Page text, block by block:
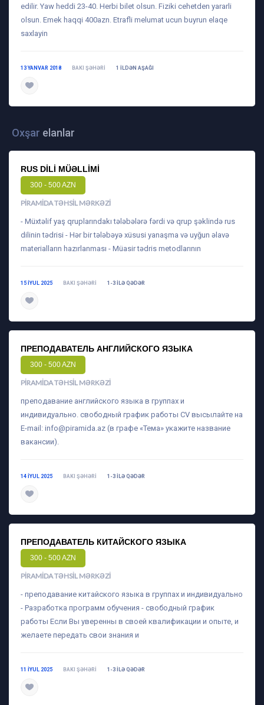
edilir. Yaw heddi 23-40. Herbi bilet olsun. Fiziki cehetden yararli
olsun. Emek haqqi 400azn. Etrafli melumat ucun buyrun elaqe
saxlayin
13 YANVAR 2018 BAKI ŞƏHƏRI 1 ILDƏN AŞAĞI
Oxşar elanlar
RUS DILI MÜƏLLIMI
300 - 500 AZN
PIRAMIDA TƏHSIL MƏRKƏZI
- Müxtəlif yaş qruplarındakı tələbələrə fərdi və qrup şəklində rus
dilinin tədrisi - Hər bir tələbəyə xüsusi yanaşma və uyğun əlavə
materialların hazırlanması - Müasir tədris metodlarının
15 IYUL 2025 BAKI ŞƏHƏRI 1-3 ILƏ QƏDƏR
ПРЕПОДАВАТЕЛЬ АНГЛИЙСКОГО ЯЗЫКА
300 - 500 AZN
PIRAMIDA TƏHSIL MƏRKƏZI
преподавание английского языка в группах и
индивидуально. свободный график работы CV высылайте на
E-mail: info@piramida.az (в графе «Тема» укажите название
вакансии).
14 IYUL 2025 BAKI ŞƏHƏRI 1-3 ILƏ QƏDƏR
ПРЕПОДАВАТЕЛЬ КИТАЙСКОГО ЯЗЫКА
300 - 500 AZN
PIRAMIDA TƏHSIL MƏRKƏZI
- преподавание китайского языка в группах и индивидуально
- Разработка программ обучения - свободный график
работы Если Вы уверенны в своей квалификации и опыте, и
желаете передать свои знания и
11 IYUL 2025 BAKI ŞƏHƏRI 1-3 ILƏ QƏDƏR